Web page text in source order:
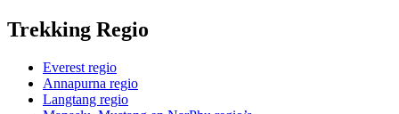
Trekking Regio
Everest regio
Annapurna regio
Langtang regio